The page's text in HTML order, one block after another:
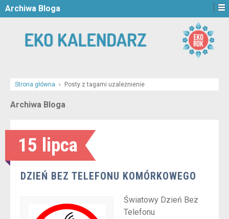
Archiwa Bloga
Strona główna › Posty z tagami uzależnienie
Archiwa Bloga
15 lipca
DZIEŃ BEZ TELEFONU KOMÓRKOWEGO
Światowy Dzień Bez
Telefonu